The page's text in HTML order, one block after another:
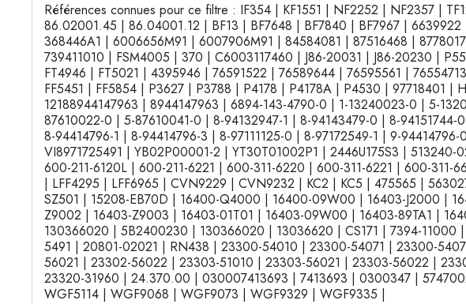
Références connues pour ce filtre : IF354 | KF1551 | NF2252 | NF2357 |
86.02001.45 | 86.04001.12 | BF13 | BF7648 | BF7840 | BF7967 |
368446A1 | 6006656M91 | 6007906M91 | 84584081 | 87516468 |
739411010 | FSM4005 | 370 | C6003117460 | J86-20031 | J86-20230 |
FT4946 | FT5021 | 4395946 | 76591522 | 76589644 | 76595561 |
FF5451 | FF5854 | P3627 | P3788 | P4178 | P4178A | P4530 | 97718401
12188944147963 | 8944147963 | 6894-143-4790-0 | 1-13240023-0 | 5-
87610022-0 | 5-87610041-0 | 8-94132947-1 | 8-94143479-0 | 8-
8-94414796-1 | 8-94414796-3 | 8-97111125-0 | 8-97172549-1 | 9-
VI8971725491 | YB02P00001-2 | YT30T01002P1 | 2446U175S3 |
600-211-6120L | 600-211-6221 | 600-311-6220 | 600-311-6221 | 600-
| LFF4295 | LFF6965 | CVN9229 | CVN9232 | KC2 | KC5 | 475565 |
SZ501 | 15208-EB70D | 16400-Q4000 | 16400-09W00 | 16403-J2000 |
Z9002 | 16403-Z9003 | 16403-01T01 | 16403-09W00 | 16403-89TA1 |
130366020 | 5B2400230 | 130366020 | 13036620 | CS171 | 7394-11000
5491 | 20801-02021 | RN438 | 23300-54010 | 23300-54071 | 23300-
56021 | 23302-56022 | 23303-51010 | 23303-56021 | 23303-56022 |
23320-31960 | 24.370.00 | 030007413693 | 7413693 | 0300347 |
WGF5114 | WGF9068 | WGF9073 | WGF9329 | WGF9335 |